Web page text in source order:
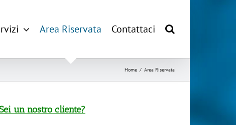
Area Riservata Contattaci
Home / Area Riservata
un nostro cliente?